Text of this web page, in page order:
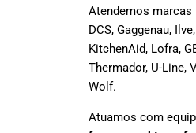
Atendemos
DCS, Gaggenau,
KitchenAid, Lofra,
Thermador, U-Line,
Wolf.
Atuamos com